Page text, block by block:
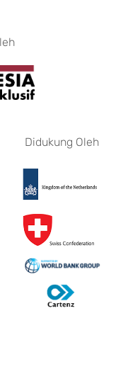
Didukung Oleh